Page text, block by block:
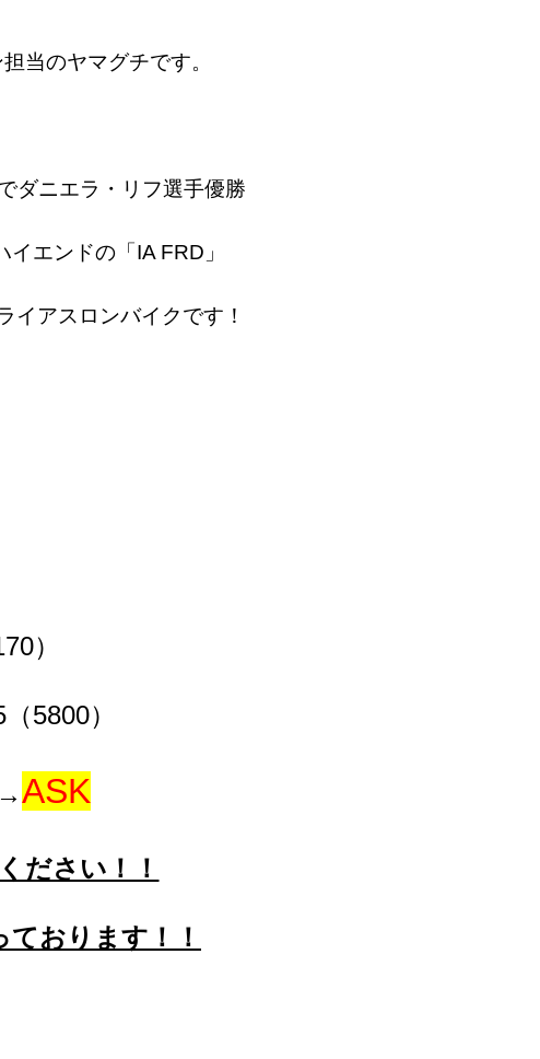
当のヤマグチです。
ダニエラ・リフ選手優勝
エンドの「IA FRD」
イアスロンバイクです！
）
5800）
→ASK
ださい！！
おります！！